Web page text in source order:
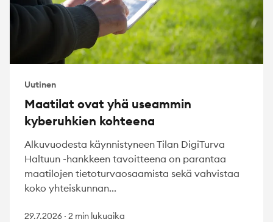
Uutinen
Maatilat ovat yhä useammin
kyberuhkien kohteena
Alkuvuodesta käynnistyneen Tilan DigiTurva
Haltuun -hankkeen tavoitteena on parantaa
maatilojen tietoturvaosaamista sekä vahvistaa
koko yhteiskunnan...
29.7.2026 · 2 min lukuaika